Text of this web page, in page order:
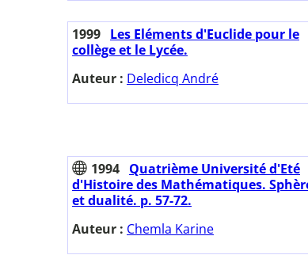
1999 Les Eléments d'Euclide pour le
collège et le Lycée.
Auteur : Deledicq André
1994 Quatrième Université d'Eté
d'Histoire des Mathématiques.
et dualité. p. 57-72.
Auteur : Chemla Karine